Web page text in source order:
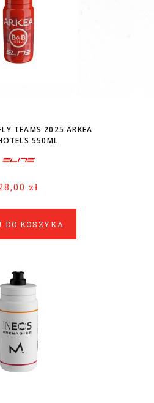
TEAMS 2025 ARKEA
550ML
zł
DO KOSZYKA